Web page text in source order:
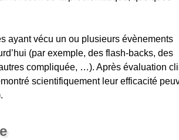
ayant vécu un ou plusieurs évènements
(par exemple, des flash-backs, des
compliquée, …). Après évaluation
scientifiquement leur efficacité